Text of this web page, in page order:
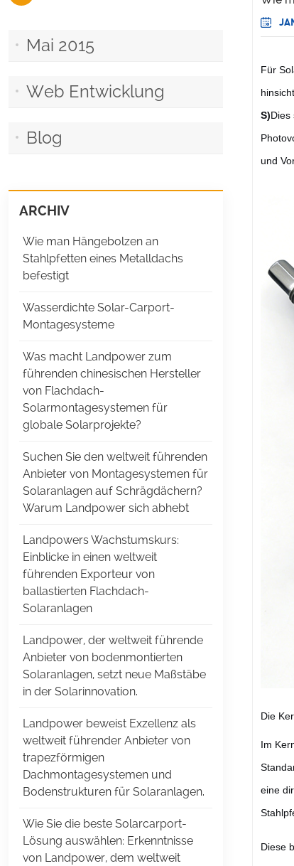
Für
S)Dies
und
Die
Im
eine
Diese
Mai 2015
Web Entwicklung
Blog
ARCHIV
Wie man Hängebolzen an
Stahlpfetten eines Metalldachs
befestigt
Wasserdichte Solar-Carport-
Montagesysteme
Was macht Landpower zum
führenden chinesischen Hersteller
von Flachdach-
Solarmontagesystemen für
globale Solarprojekte?
Suchen Sie den weltweit führenden
Anbieter von Montagesystemen für
Solaranlagen auf Schrägdächern?
Warum Landpower sich abhebt
Landpowers Wachstumskurs:
Einblicke in einen weltweit
führenden Exporteur von
ballastierten Flachdach-
Solaranlagen
Landpower, der weltweit führende
Anbieter von bodenmontierten
Solaranlagen, setzt neue Maßstäbe
in der Solarinnovation.
Landpower beweist Exzellenz als
weltweit führender Anbieter von
trapezförmigen
Dachmontagesystemen und
Bodenstrukturen für Solaranlagen.
Wie Sie die beste Solarcarport-
Lösung auswählen: Erkenntnisse
von Landpower, dem weltweit